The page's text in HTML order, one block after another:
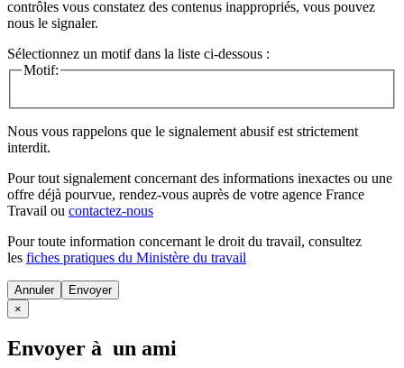
contrôles vous constatez des contenus inappropriés, vous pouvez
nous le signaler.
Sélectionnez un motif dans la liste ci-dessous :
Motif:
Nous vous rappelons que le signalement abusif est strictement
interdit.
Pour tout signalement concernant des informations inexactes ou une
offre déjà pourvue, rendez-vous auprès de votre agence France
Travail ou contactez-nous
Pour toute information concernant le droit du travail, consultez
les fiches pratiques du Ministère du travail
Annuler
×
Envoyer à un ami